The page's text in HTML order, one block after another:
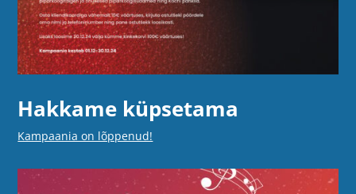
Hakkame küpsetama
Kampaania on lõppenud!